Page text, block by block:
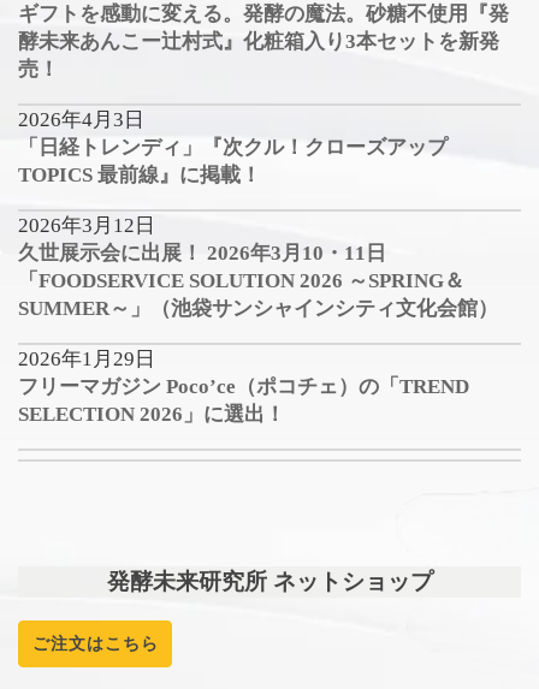
ギフトを感動に変える。発酵の魔法。砂糖不使用『発
酵未来あんこー辻村式』化粧箱入り3本セットを新発
売！
2026年4月3日
「日経トレンディ」『次クル！クローズアップ
TOPICS 最前線』に掲載！
2026年3月12日
久世展示会に出展！ 2026年3月10・11日
「FOODSERVICE SOLUTION 2026 ～SPRING＆
SUMMER～」（池袋サンシャインシティ文化会館）
2026年1月29日
フリーマガジン Poco’ce（ポコチェ）の「TREND
SELECTION 2026」に選出！
発酵未来研究所 ネットショップ
ご注文はこちら